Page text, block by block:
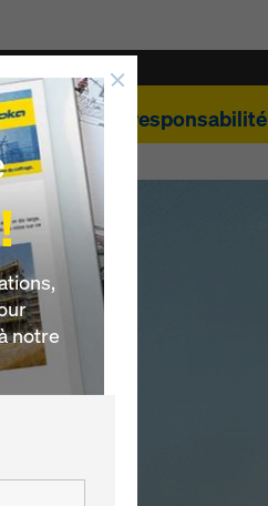
Éco-responsabilité
notre